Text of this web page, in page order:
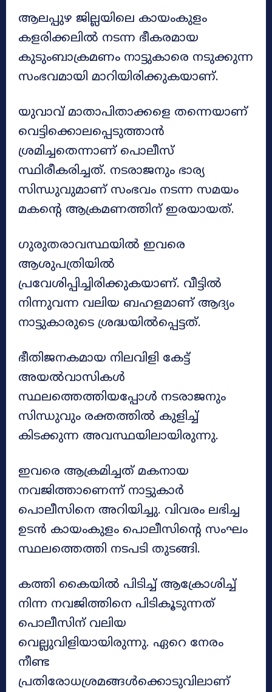
ആലപ്പുഴ ജില്ലയിലെ കായംകുളം
കളരിക്കലിൽ നടന്ന ഭീകരമായ
കുടുംബാക്രമണം നാട്ടുകാരെ നടുക്കുന്ന
സംഭവമായി മാറിയിരിക്കുകയാണ്.
യുവാവ് മാതാപിതാക്കളെ തന്നെയാണ്
വെട്ടിക്കൊലപ്പെടുത്താൻ
ശ്രമിച്ചതെന്നാണ് പൊലീസ്
സ്ഥിരീകരിച്ചത്. നടരാജനും ഭാര്യ
സിന്ധുവുമാണ് സംഭവം നടന്ന സമയം
മകന്റെ ആക്രമണത്തിന് ഇരയായത്.
ഗുരുതരാവസ്ഥയിൽ ഇവരെ
ആശുപത്രിയിൽ
പ്രവേശിപ്പിച്ചിരിക്കുകയാണ്. വീട്ടിൽ
നിന്നുവന്ന വലിയ ബഹളമാണ് ആദ്യം
നാട്ടുകാരുടെ ശ്രദ്ധയിൽപ്പെട്ടത്.
ഭീതിജനകമായ നിലവിളി കേട്ട്
അയൽവാസികൾ
സ്ഥലത്തെത്തിയപ്പോൾ നടരാജനും
സിന്ധുവും രക്തത്തിൽ കുളിച്ച്
കിടക്കുന്ന അവസ്ഥയിലായിരുന്നു.
ഇവരെ ആക്രമിച്ചത് മകനായ
നവജിത്താണെന്ന് നാട്ടുകാർ
പൊലീസിനെ അറിയിച്ചു. വിവരം ലഭിച്ച
ഉടൻ കായംകുളം പൊലീസിന്റെ സംഘം
സ്ഥലത്തെത്തി നടപടി തുടങ്ങി.
കത്തി കൈയിൽ പിടിച്ച് ആക്രോശിച്ച്
നിന്ന നവജിത്തിനെ പിടികൂടുന്നത്
പൊലീസിന് വലിയ
വെല്ലുവിളിയായിരുന്നു. ഏറെ നേരം
നീണ്ട
പ്രതിരോധശ്രമങ്ങൾക്കൊടുവിലാണ്